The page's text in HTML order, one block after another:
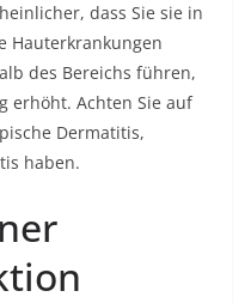
dass Sie sie in
Hauterkrankungen
des Bereichs führen,
erhöht. Achten Sie auf
Dermatitis,
haben.